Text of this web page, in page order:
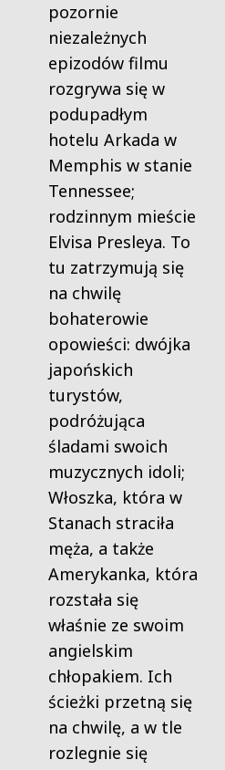
pozornie
niezależnych
epizodów filmu
rozgrywa się w
podupadłym
hotelu Arkada w
Memphis w stanie
Tennessee;
rodzinnym mieście
Elvisa Presleya. To
tu zatrzymują się
na chwilę
bohaterowie
opowieści: dwójka
japońskich
turystów,
podróżująca
śladami swoich
muzycznych idoli;
Włoszka, która w
Stanach straciła
męża, a także
Amerykanka, która
rozstała się
właśnie ze swoim
angielskim
chłopakiem. Ich
ścieżki przetną się
na chwilę, a w tle
rozlegnie się